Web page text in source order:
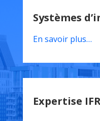
Systèmes
En savoir plus…
Expertise